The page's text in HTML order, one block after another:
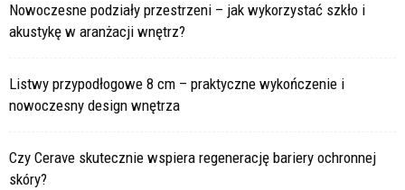
Nowoczesne podziały przestrzeni – jak wykorzystać szkło i
akustykę w aranżacji wnętrz?
Listwy przypodłogowe 8 cm – praktyczne wykończenie i
nowoczesny design wnętrza
Czy Cerave skutecznie wspiera regenerację bariery ochronnej
skóry?